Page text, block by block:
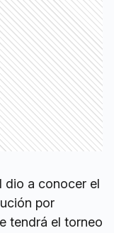
dio a conocer el
por
tendrá el torneo